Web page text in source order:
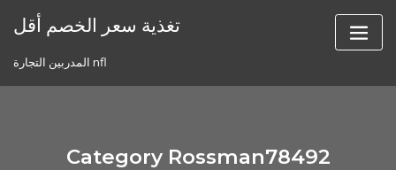
تغذية سعر الخصم أقل
المدربين التجارة nfl
Category Rossman78492